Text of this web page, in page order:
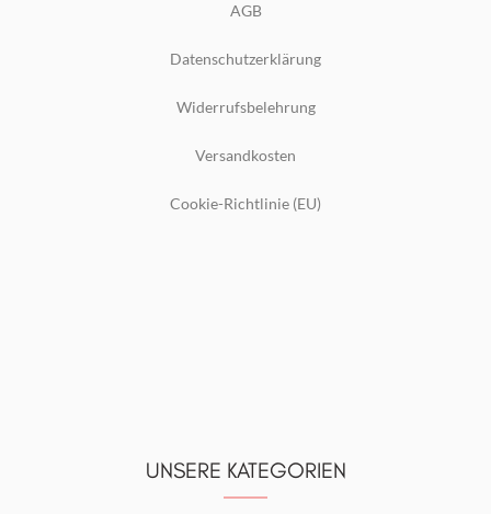
AGB
Datenschutzerklärung
Widerrufsbelehrung
Versandkosten
Cookie-Richtlinie (EU)
UNSERE KATEGORIEN